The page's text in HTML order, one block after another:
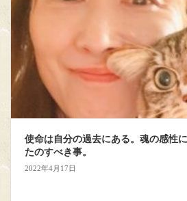
使命は自分の過去にある。魂の感性
たのすべき事。
2022年4月17日